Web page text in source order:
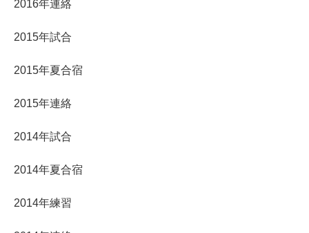
2016年連絡
2015年試合
2015年夏合宿
2015年連絡
2014年試合
2014年夏合宿
2014年練習